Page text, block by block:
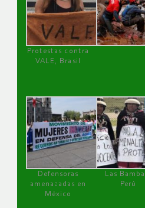
Protestas contra
VALE, Brasil
Defensoras
amenazadas en
México
Las
Perú